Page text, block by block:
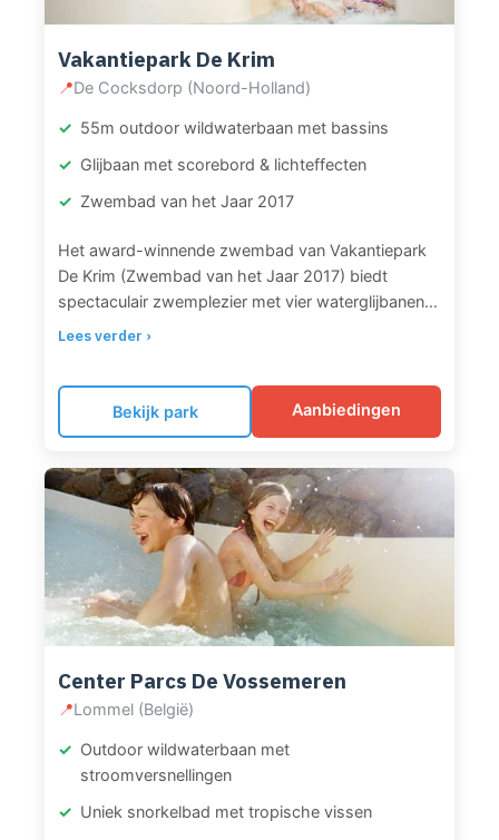
Vakantiepark De Krim
📍De Cocksdorp (Noord-Holland)
55m outdoor wildwaterbaan met bassins
Glijbaan met scorebord & lichteffecten
Zwembad van het Jaar 2017
Het award-winnende zwembad van Vakantiepark
De Krim (Zwembad van het Jaar 2017) biedt
spectaculair zwemplezier met vier waterglijbanen.
De 55 meter lange outdoor wildwaterbaan Waikiki
perfect voor het hele gezin. De drie indoor
glijbanen zijn uniek: De Waverider (familieglijbaan),
Cone met centrifuge-effect en scorebord waar je
de snelste tijd kunt halen. Voor kleintjes is er een
indoor spraypark in Texelse stijl. Het zwembad
werkt met chloorarm water via zoutelektrolyse en
heeft een gezellige zwembadbar.
Lees verder ›
Bekijk park Aanbiedingen
Center Parcs De Vossemeren
📍Lommel (België)
Outdoor wildwaterbaan met
stroomversnellingen
Uniek snorkelbad met tropische vissen